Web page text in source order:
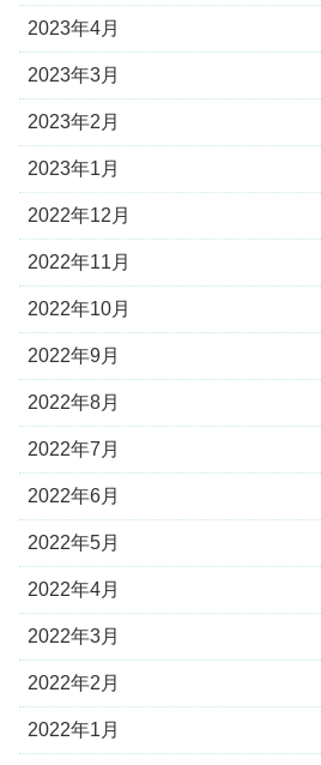
2023年4月
2023年3月
2023年2月
2023年1月
2022年12月
2022年11月
2022年10月
2022年9月
2022年8月
2022年7月
2022年6月
2022年5月
2022年4月
2022年3月
2022年2月
2022年1月